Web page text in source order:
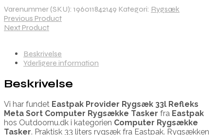
Varenummer (SKU): 196011842149 Kategori: Rygsæk
Previous Product
Next Product
Beskrivelse
Yderligere information
Beskrivelse
Vi har fundet Eastpak Provider Rygsæk 33l Refleks
Meta Sort Computer Rygsække Tasker fra Eastpak
hos Outdoornu.dk i kategorien Computer Rygsække
Tasker. Praktisk 33 liters rygsæk fra Eastpak. Rygsækken